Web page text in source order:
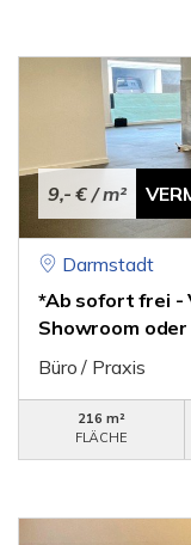
9,- €/ m²
Darmstadt
*Ab sofort frei -
Showroom
Büro / Praxis
216 m²
FLÄCHE